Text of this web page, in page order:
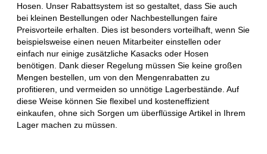
Hosen. Unser Rabattsystem ist so gestaltet, dass Sie auch
bei kleinen Bestellungen oder Nachbestellungen faire
Preisvorteile erhalten. Dies ist besonders vorteilhaft, wenn Sie
beispielsweise einen neuen Mitarbeiter einstellen oder
einfach nur einige zusätzliche Kasacks oder Hosen
benötigen. Dank dieser Regelung müssen Sie keine großen
Mengen bestellen, um von den Mengenrabatten zu
profitieren, und vermeiden so unnötige Lagerbestände. Auf
diese Weise können Sie flexibel und kosteneffizient
einkaufen, ohne sich Sorgen um überflüssige Artikel in Ihrem
Lager machen zu müssen.